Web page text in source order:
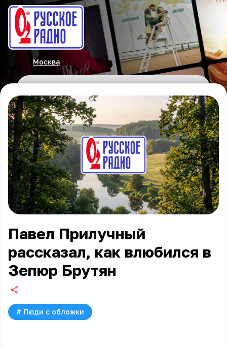
Москва
Павел Прилучный
рассказал, как влюбился в
Зепюр Брутян
# Люди с обложки